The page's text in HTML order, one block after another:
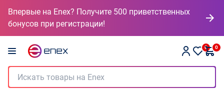
Впервые на Enex? Получите 500 приветственных
бонусов при регистрации!
0 0